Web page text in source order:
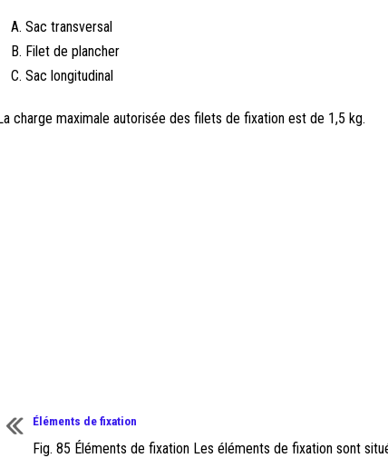
Sac transversal
Filet de plancher
Sac longitudinal
charge maximale autorisée des filets de fixation est de 1,5 kg.
Éléments de fixation
Fig. 85 Éléments de fixation Les éléments de fixation sont